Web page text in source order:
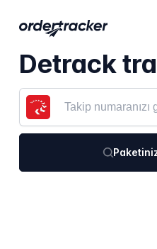
Detrack